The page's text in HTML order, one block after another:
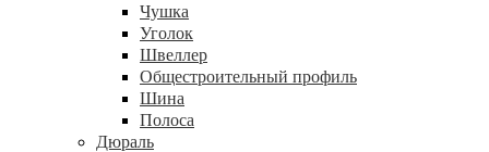
Чушка
Уголок
Швеллер
Общестроительный профиль
Шина
Полоса
Дюраль